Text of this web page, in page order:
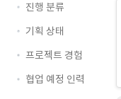
진행 분류
기획 상태
프로젝트 경험
협업 예정 인력